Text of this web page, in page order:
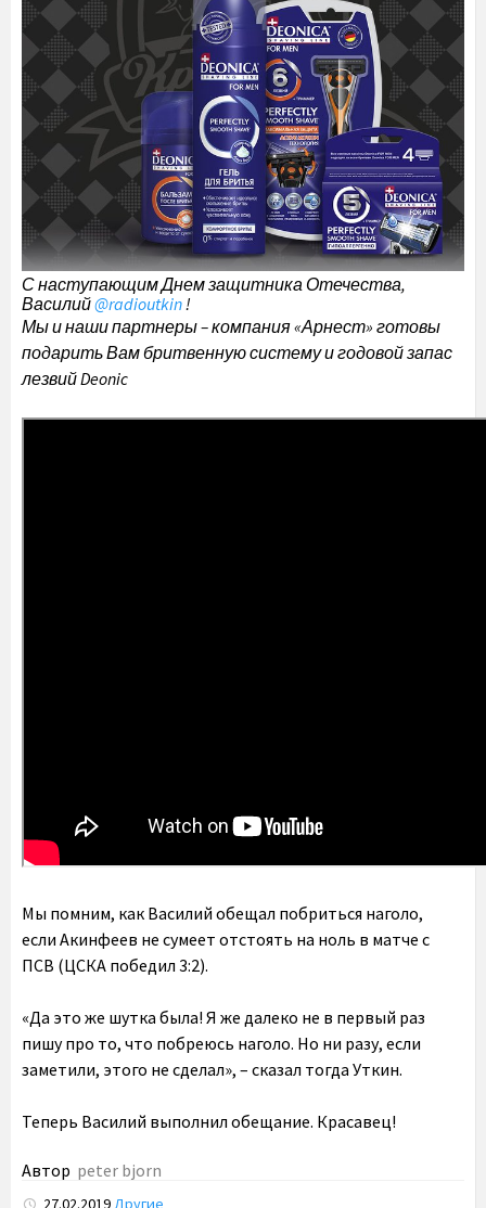
С наступающим Днем защитника Отечества,
Василий@radioutkin!
Мы и наши партнеры – компания «Арнест» готовы
подарить Вам бритвенную систему и годовой запас
лезвий Deonic
Мы помним, как Василий обещал побриться наголо,
если Акинфеев не сумеет отстоять на ноль в матче с
ПСВ (ЦСКА победил 3:2).
«Да это же шутка была! Я же далеко не в первый раз
пишу про то, что побреюсь наголо. Но ни разу, если
заметили, этого не сделал», – сказал тогда Уткин.
Теперь Василий выполнил обещание. Красавец!
Автор pеter bjоrn
27.02.2019 Другие